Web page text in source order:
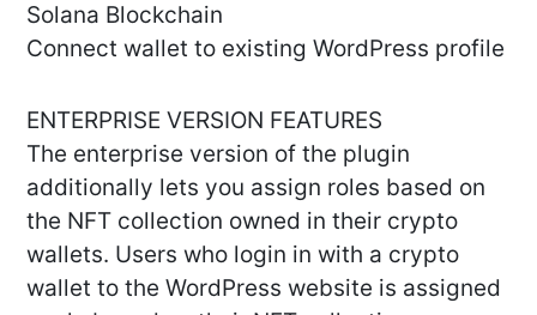
Solana Blockchain
Connect wallet to existing WordPress profile
ENTERPRISE VERSION FEATURES
The enterprise version of the plugin
additionally lets you assign roles based on
the NFT collection owned in their crypto
wallets. Users who login in with a crypto
wallet to the WordPress website is assigned